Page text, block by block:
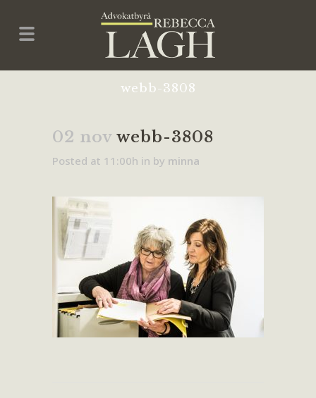
webb-3808
02 nov webb-3808
Posted at 11:00h in by minna